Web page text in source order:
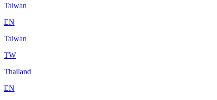
Taiwan
EN
Taiwan
TW
Thailand
EN